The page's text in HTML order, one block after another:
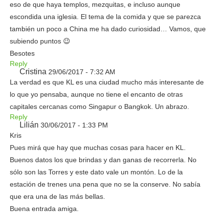
eso de que haya templos, mezquitas, e incluso aunque
escondida una iglesia. El tema de la comida y que se parezca
también un poco a China me ha dado curiosidad… Vamos, que
subiendo puntos 😉
Besotes
Reply
Cristina 29/06/2017 - 7:32 AM
La verdad es que KL es una ciudad mucho más interesante de
lo que yo pensaba, aunque no tiene el encanto de otras
capitales cercanas como Singapur o Bangkok. Un abrazo.
Reply
Lilián 30/06/2017 - 1:33 PM
Kris
Pues mirá que hay que muchas cosas para hacer en KL.
Buenos datos los que brindas y dan ganas de recorrerla. No
sólo son las Torres y este dato vale un montón. Lo de la
estación de trenes una pena que no se la conserve. No sabía
que era una de las más bellas.
Buena entrada amiga.